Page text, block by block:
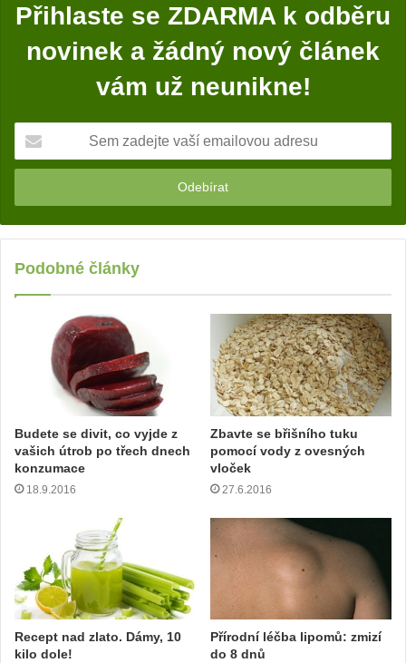
Přihlaste se ZDARMA k odběru
novinek a žádný nový článek
vám už neunikne!
m
a
d
j
e
a
i
l
o
d
r
s
Podobné články
Budete se divit, co vyjde z
vašich útrob po třech dnech
konzumace
18.9.2016
Zbavte se břišního tuku
pomocí vody z ovesných
vloček
27.6.2016
Recept nad zlato. Dámy, 10
kilo dole!
Přírodní léčba lipomů: zmizí
do 8 dnů